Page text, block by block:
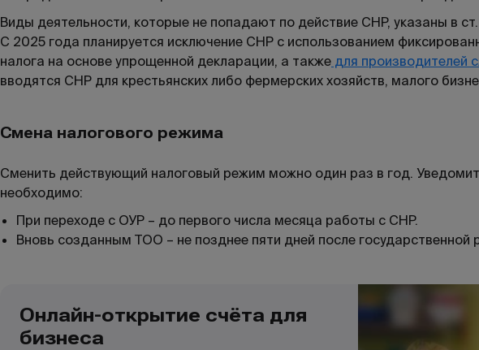
Виды деятельности, которые не попадают по действие СНР, указаны в
С 2025 года планируется исключение СНР с использованием
налога на основе упрощенной декларации, а также для производителей
вводятся СНР для крестьянских либо фермерских хозяйств, малого
Смена налогового режима
Сменить действующий налоговый режим можно один раз в год.
необходимо:
При переходе с ОУР – до первого числа месяца работы с СНР.
Вновь созданным ТОО – не позднее пяти дней после государственной
Онлайн-открытие счёта для
бизнеса